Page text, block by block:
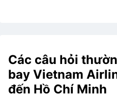
Các câu hỏi
bay Vietnam
đến Hồ Chí Minh